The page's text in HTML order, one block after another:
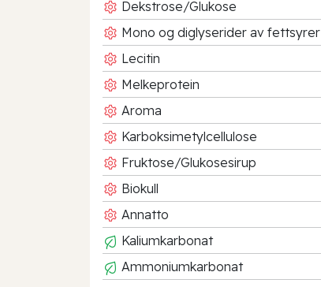
Dekstrose/Glukose
Mono og diglyserider av fettsyrer
Lecitin
Melkeprotein
Aroma
Karboksimetylcellulose
Fruktose/Glukosesirup
Biokull
Annatto
Kaliumkarbonat
Ammoniumkarbonat